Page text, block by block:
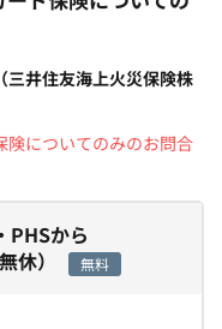
井住友海上火災保険株
についてのみのお問合
PHSから
休）
無料